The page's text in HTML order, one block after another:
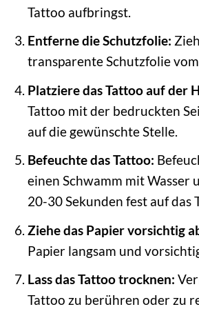
Tattoo aufbringst.
Entferne die Schutzfolie:
transparente Schutzfolie
Platziere das Tattoo auf der
Tattoo mit der bedruckten
auf die gewünschte Stelle.
Befeuchte das Tattoo:
einen Schwamm mit Wasser
20-30 Sekunden fest auf das
Ziehe das Papier vorsichtig
Papier langsam und
Lass das Tattoo trocknen:
Tattoo zu berühren oder zu